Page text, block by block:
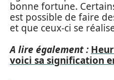
bonne fortune.
est possible de faire
et que ceux-ci se
A lire également :
voici sa signification